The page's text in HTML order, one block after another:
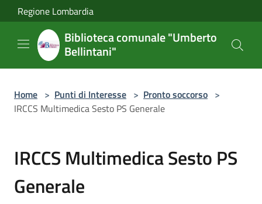
Salta al contenuto principale
Regione Lombardia
Biblioteca comunale "Umberto
Bellintani"
Home > Punti di Interesse > Pronto soccorso >
IRCCS Multimedica Sesto PS Generale
IRCCS Multimedica Sesto PS
Generale